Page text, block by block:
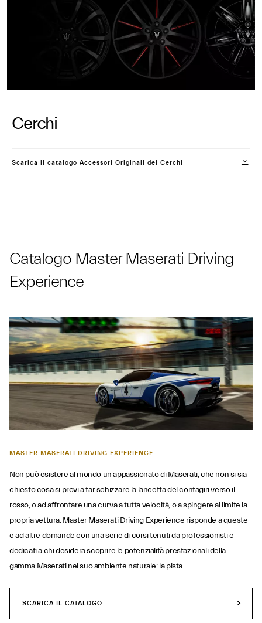
Cerchi
Scarica il catalogo Accessori Originali dei Cerchi
Catalogo Master Maserati Driving
Experience
MASTER MASERATI DRIVING EXPERIENCE
Non può esistere al mondo un appassionato di Maserati, che non si sia
chiesto cosa si provi a far schizzare la lancetta del contagiri verso il
rosso, o ad affrontare una curva a tutta velocità, o a spingere al limite la
propria vettura. Master Maserati Driving Experience risponde a queste
e ad altre domande con una serie di corsi tenuti da professionisti e
dedicati a chi desidera scoprire le potenzialità prestazionali della
gamma Maserati nel suo ambiente naturale: la pista.
SCARICA IL CATALOGO